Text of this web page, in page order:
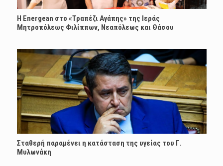
H Energean στο «Τραπέζι Αγάπης» της Ιεράς
Μητροπόλεως Φιλίππων, Νεαπόλεως και Θάσου
Σταθερή παραμένει η κατάσταση της υγείας του Γ.
Μυλωνάκη